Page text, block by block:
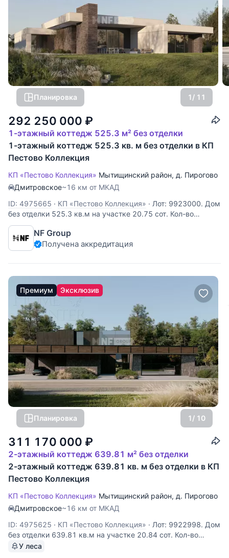
Планировка 1/ 11
292 250 000 ₽
1-этажный коттедж 525.3 м² без отделки
1-этажный коттедж 525.3 кв. м без отделки в КП
Пестово Коллекция
КП «Пестово Коллекция» Мытищинский район, д. Пирогово
Дмитровское~16 км от МКАД
ID: 4975665 · КП «Пестово Коллекция» · Лот: 9923000. Дом
без отделки 525.3 кв.м на участке 20.75 cот. Кол-во
спален: 3. Кол-во с/у: 5. Поселок «Пирогово Коллекция».
Осташковское шоссе, 16 км от МКАД. Без комиссии для
покупателя. Одноэтажный дом площадью 525 м²
NF Group
Получена аккредитация
Премиум Эксклюзив
Планировка 1/ 10
311 170 000 ₽
2-этажный коттедж 639.81 м² без отделки
2-этажный коттедж 639.81 кв. м без отделки в КП
Пестово Коллекция
КП «Пестово Коллекция» Мытищинский район, д. Пирогово
Дмитровское~16 км от МКАД
ID: 4975625 · КП «Пестово Коллекция» · Лот: 9922998. Дом
без отделки 639.81 кв.м на участке 20.84 cот. Кол-во
спален: 4. Кол-во с/у: 5. Поселок «Пирогово Коллекция».
У леса